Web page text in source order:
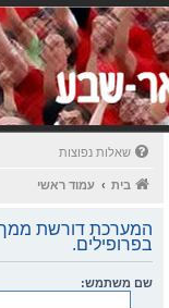
שאלות נפוצות
בית עמוד ראשי
המערכת דורשת ממך
בפרופילים.
שם משתמש: